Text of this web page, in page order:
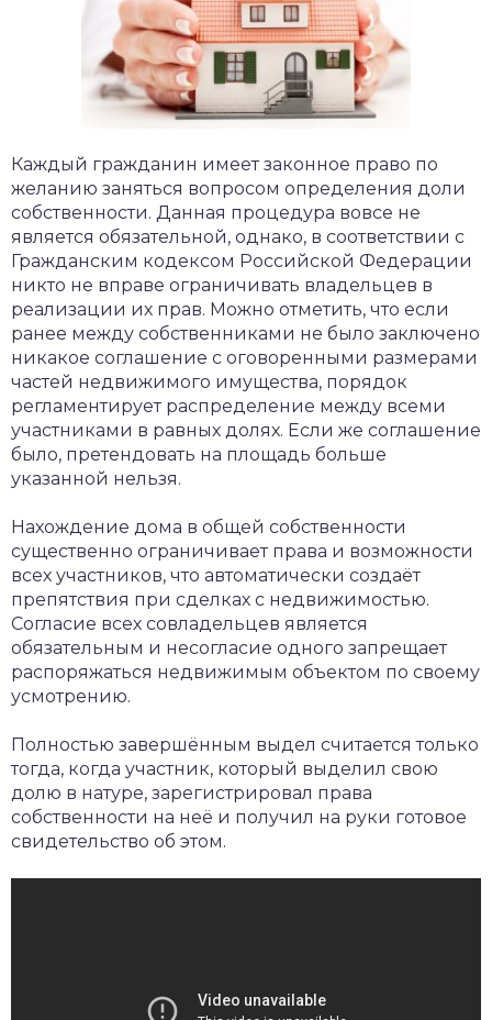
Каждый гражданин имеет законное право по
желанию заняться вопросом определения доли
собственности. Данная процедура вовсе не
является обязательной, однако, в соответствии с
Гражданским кодексом Российской Федерации
никто не вправе ограничивать владельцев в
реализации их прав. Можно отметить, что если
ранее между собственниками не было заключено
никакое соглашение с оговоренными размерами
частей недвижимого имущества, порядок
регламентирует распределение между всеми
участниками в равных долях. Если же соглашение
было, претендовать на площадь больше
указанной нельзя.
Нахождение дома в общей собственности
существенно ограничивает права и возможности
всех участников, что автоматически создаёт
препятствия при сделках с недвижимостью.
Согласие всех совладельцев является
обязательным и несогласие одного запрещает
распоряжаться недвижимым объектом по своему
усмотрению.
Полностью завершённым выдел считается только
тогда, когда участник, который выделил свою
долю в натуре, зарегистрировал права
собственности на неё и получил на руки готовое
свидетельство об этом.